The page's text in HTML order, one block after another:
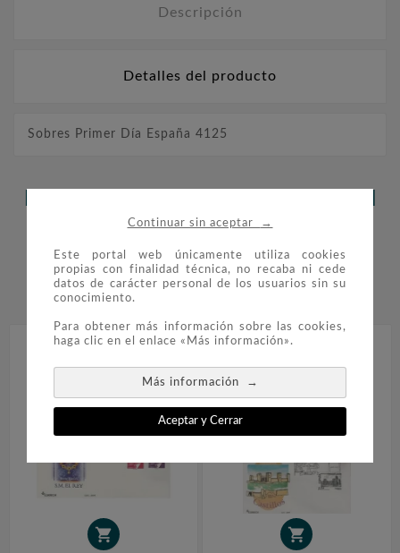
Continuar sin aceptar →
Este portal web únicamente utiliza cookies
propias con finalidad técnica, no recaba ni cede
datos de carácter personal de los usuarios sin su
conocimiento.
Para obtener más información sobre las cookies,
haga clic en el enlace «Más información».
Más información →
Aceptar y Cerrar
Descripción
Detalles del producto
Sobres Primer Día España 4125
ESTE PRODUCTO TAMBIÉN
COMPRARON:
 